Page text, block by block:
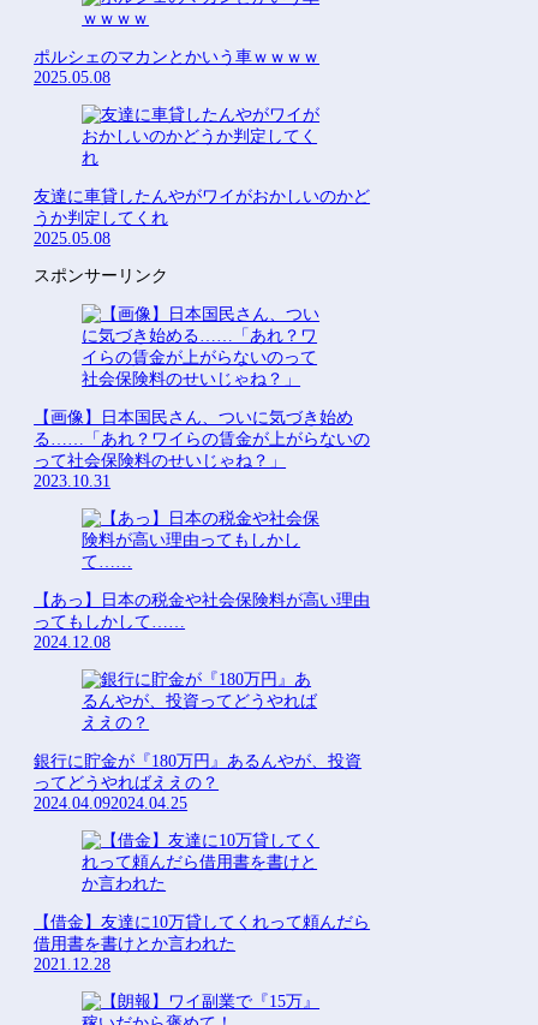
ポルシェのマカンとかいう車ｗｗｗｗ
2025.05.08
友達に車貸したんやがワイがおかしいのかど
うか判定してくれ
2025.05.08
スポンサーリンク
【画像】日本国民さん、ついに気づき始め
る……「あれ？ワイらの賃金が上がらないの
って社会保険料のせいじゃね？」
2023.10.31
【あっ】日本の税金や社会保険料が高い理由
ってもしかして……
2024.12.08
銀行に貯金が『180万円』あるんやが、投資
ってどうやればええの？
2024.04.092024.04.25
【借金】友達に10万貸してくれって頼んだら
借用書を書けとか言われた
2021.12.28